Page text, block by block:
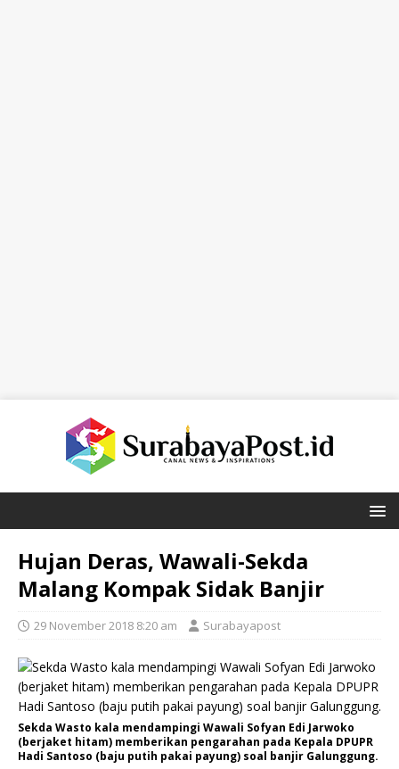
Hujan Deras, Wawali-Sekda
Malang Kompak Sidak Banjir
29 November 2018 8:20 am Surabayapost
Sekda Wasto kala mendampingi Wawali Sofyan Edi Jarwoko
(berjaket hitam) memberikan pengarahan pada Kepala DPUPR
Hadi Santoso (baju putih pakai payung) soal banjir Galunggung.